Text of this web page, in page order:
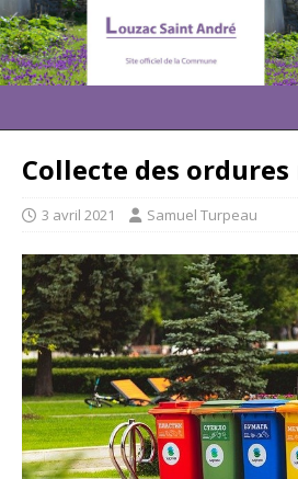
Collecte des ordures
3 avril 2021 Samuel Turpeau